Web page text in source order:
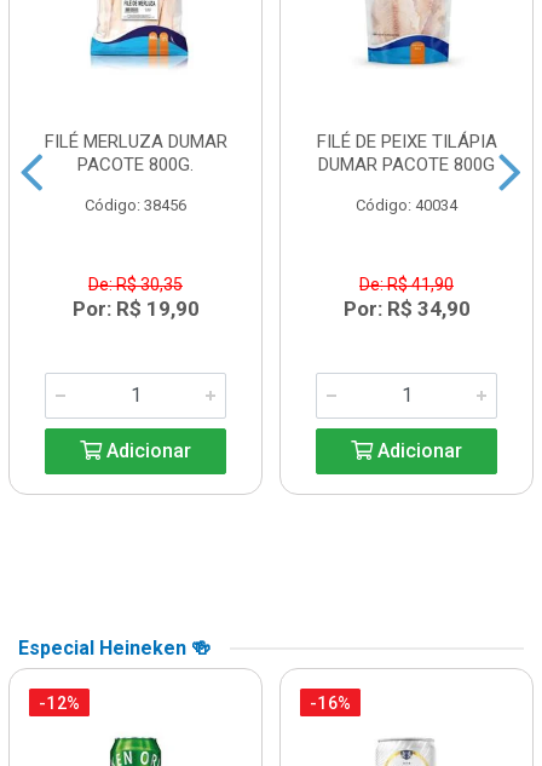
FILÉ MERLUZA DUMAR
PACOTE 800G.
Código: 38456
De: R$ 30,35
Por: R$ 19,90
Adicionar
FILÉ DE PEIXE TILÁPIA
DUMAR PACOTE 800G
Código: 40034
De: R$ 41,90
Por: R$ 34,90
Adicionar
Especial Heineken 🍻
-12% -16%